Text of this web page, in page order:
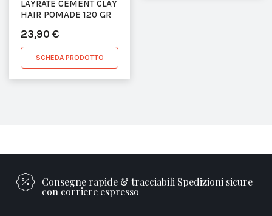
LAYRATE CEMENT CLAY
HAIR POMADE 120 GR
23,90 €
SCHEDA PRODOTTO
Consegne rapide & tracciabili Spedizioni sicure
con corriere espresso